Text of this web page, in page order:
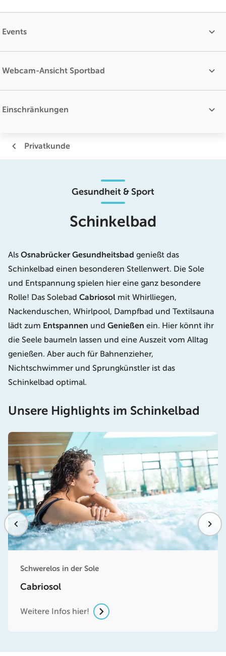
Events
Webcam-Ansicht Sportbad
Einschränkungen
Privatkunde
Gesundheit & Sport
Schinkelbad
Als Osnabrücker Gesundheitsbad genießt das
Schinkelbad einen besonderen Stellenwert. Die Sole
und Entspannung spielen hier eine ganz besondere
Rolle! Das Solebad Cabriosol mit Whirlliegen,
Nackenduschen, Whirlpool, Dampfbad und Textilsauna
lädt zum Entspannen und Genießen ein. Hier könnt ihr
die Seele baumeln lassen und eine Auszeit vom Alltag
genießen. Aber auch für Bahnenzieher,
Nichtschwimmer und Sprungkünstler ist das
Schinkelbad optimal.
Unsere Highlights im Schinkelbad
Schwerelos in der Sole
Cabriosol
Weitere Infos hier!